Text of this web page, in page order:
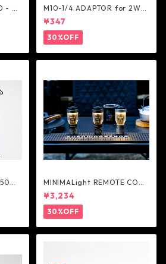
- be
M10-1/4 ADAPTOR for 2WA
Y STAND - 5050WORKSHOP
¥347
30%OFF
MINIMALight REMOTE CONT
ROL 2.0 - 5050WORKSHOP
¥3,234
30%OFF